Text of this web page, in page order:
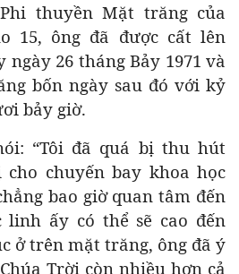
thuyền Mặt trăng của
15, ông đã được cất lên
ngày 26 tháng Bảy 1971 và
bốn ngày sau đó với kỷ
bảy giờ.
“Tôi đã quá bị thu hút
chuyến bay khoa học
bao giờ quan tâm đến
linh ấy có thể sẽ cao đến
ở trên mặt trăng, ông đã ý
Trời còn nhiều hơn cả